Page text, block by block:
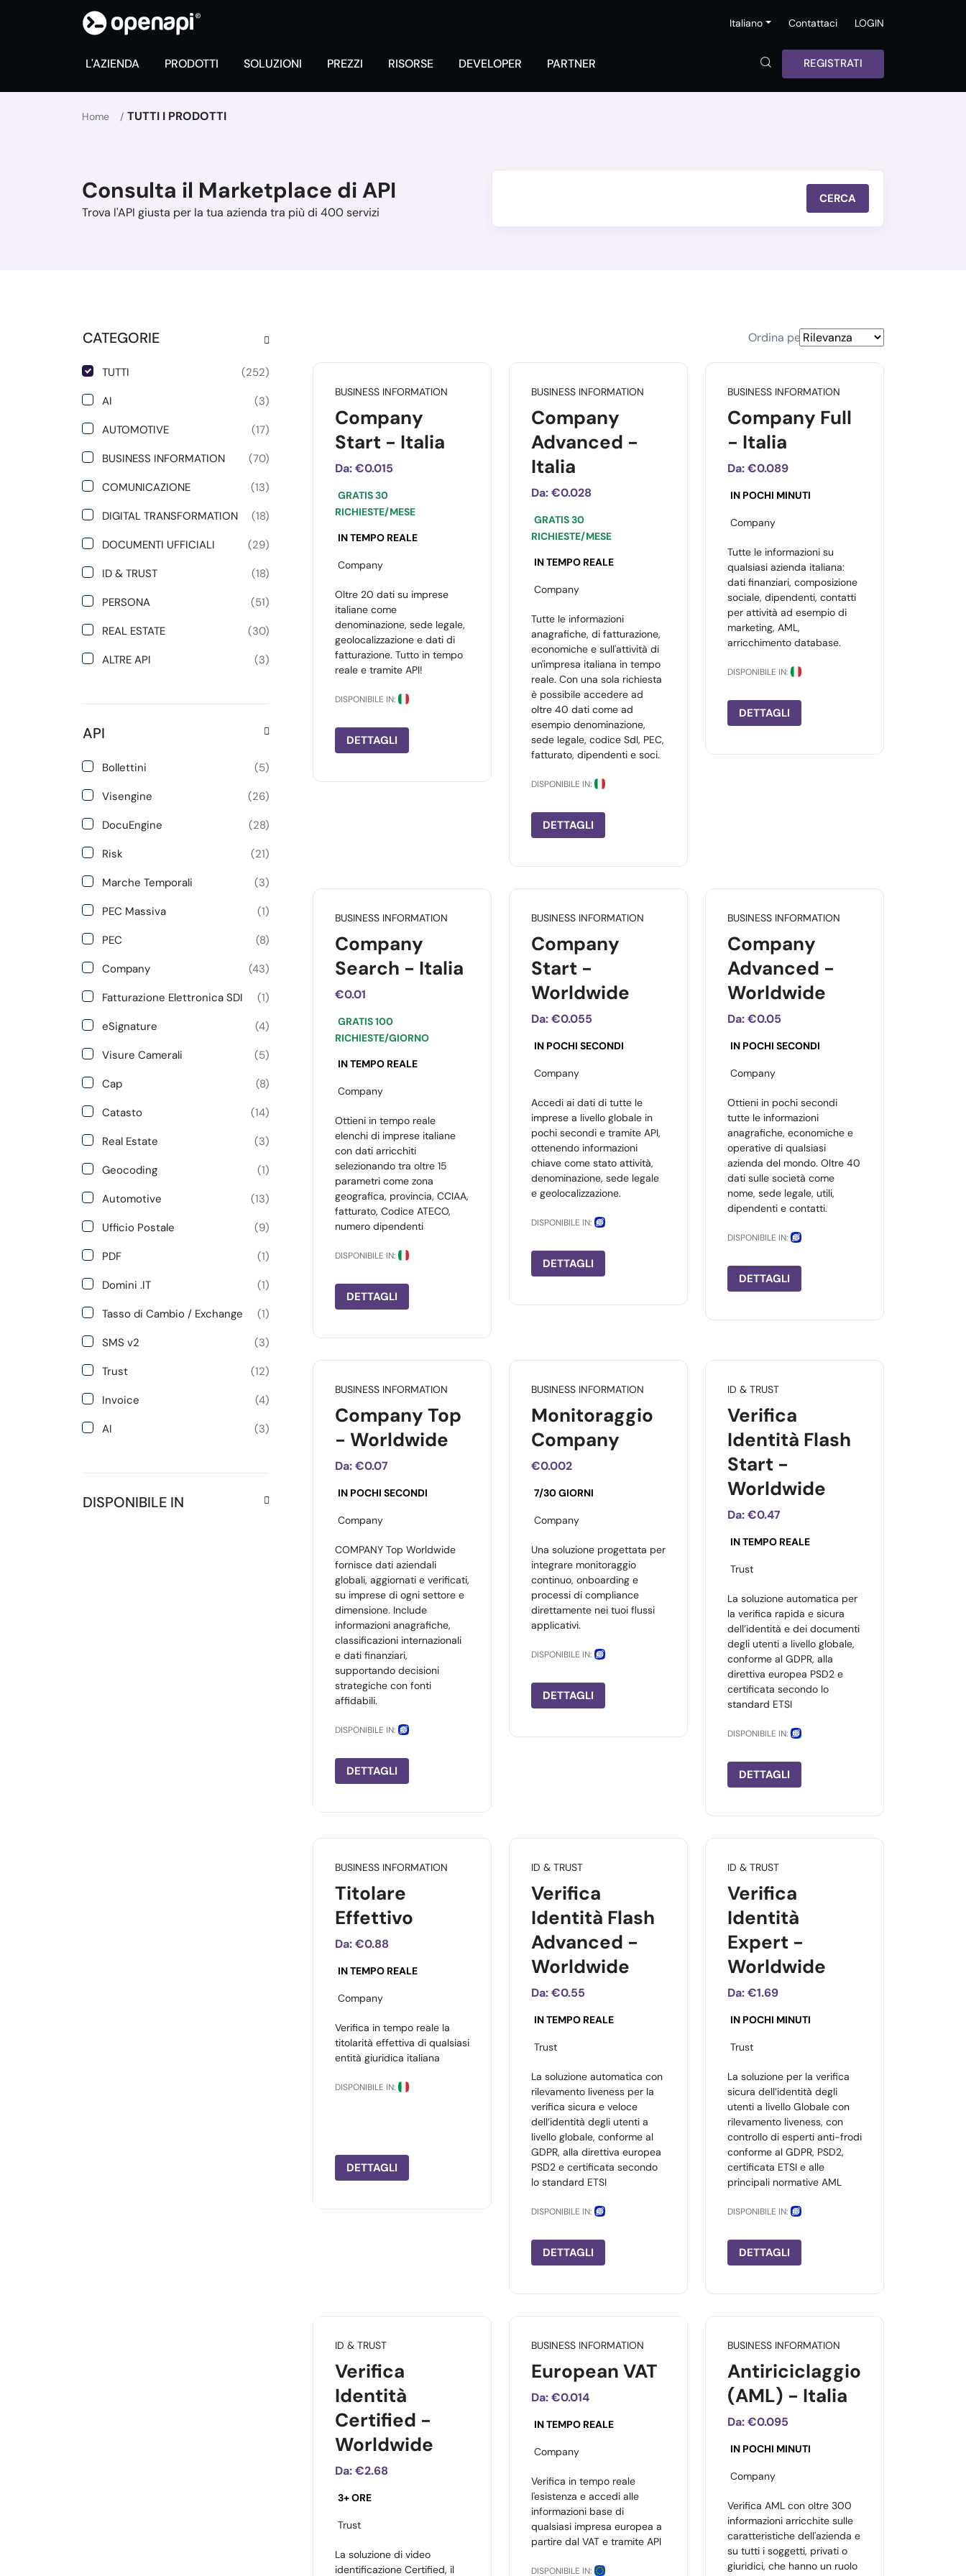
Italiano Contattaci LOGIN
L'AZIENDA PRODOTTI SOLUZIONI PREZZI RISORSE DEVELOPER PARTNER REGISTRATI
Home TUTTI I PRODOTTI
Consulta il Marketplace di API
Trova l'API giusta per la tua azienda tra più di 400 servizi
CERCA
CATEGORIE
TUTTI
(252)
AI
(3)
AUTOMOTIVE
(17)
BUSINESS INFORMATION
(70)
COMUNICAZIONE
(13)
DIGITAL TRANSFORMATION
(18)
DOCUMENTI UFFICIALI
(29)
ID & TRUST
(18)
PERSONA
(51)
REAL ESTATE
(30)
ALTRE API
(3)
API
Bollettini
(5)
Visengine
(26)
DocuEngine
(28)
Risk
(21)
Marche Temporali
(3)
PEC Massiva
(1)
PEC
(8)
Company
(43)
Fatturazione Elettronica SDI
(1)
eSignature
(4)
Visure Camerali
(5)
Cap
(8)
Catasto
(14)
Real Estate
(3)
Geocoding
(1)
Automotive
(13)
Ufficio Postale
(9)
PDF
(1)
Domini .IT
(1)
Tasso di Cambio / Exchange
(1)
SMS v2
(3)
Trust
(12)
Invoice
(4)
AI
(3)
DISPONIBILE IN
Ordina per
BUSINESS INFORMATION
Company
Start - Italia
Da:€0.015
GRATIS 30
RICHIESTE/MESE
IN TEMPO REALE
Company
Oltre 20 dati su imprese
italiane come
denominazione, sede legale,
geolocalizzazione e dati di
fatturazione. Tutto in tempo
reale e tramite API!
DISPONIBILE IN:
DETTAGLI
BUSINESS INFORMATION
Company
Advanced -
Italia
Da:€0.028
GRATIS 30
RICHIESTE/MESE
IN TEMPO REALE
Company
Tutte le informazioni
anagrafiche, di fatturazione,
economiche e sull'attività di
un'impresa italiana in tempo
reale. Con una sola richiesta
è possibile accedere ad
oltre 40 dati come ad
esempio denominazione,
sede legale, codice SdI, PEC,
fatturato, dipendenti e soci.
DISPONIBILE IN:
DETTAGLI
BUSINESS INFORMATION
Company Full
- Italia
Da:€0.089
IN POCHI MINUTI
Company
Tutte le informazioni su
qualsiasi azienda italiana:
dati finanziari, composizione
sociale, dipendenti, contatti
per attività ad esempio di
marketing, AML,
arricchimento database.
DISPONIBILE IN:
DETTAGLI
BUSINESS INFORMATION
Company
Search - Italia
€0.01
GRATIS 100
RICHIESTE/GIORNO
IN TEMPO REALE
Company
Ottieni in tempo reale
elenchi di imprese italiane
con dati arricchiti
selezionando tra oltre 15
parametri come zona
geografica, provincia, CCIAA,
fatturato, Codice ATECO,
numero dipendenti
DISPONIBILE IN:
DETTAGLI
BUSINESS INFORMATION
Company
Start -
Worldwide
Da:€0.055
IN POCHI SECONDI
Company
Accedi ai dati di tutte le
imprese a livello globale in
pochi secondi e tramite API,
ottenendo informazioni
chiave come stato attività,
denominazione, sede legale
e geolocalizzazione.
DISPONIBILE IN:
DETTAGLI
BUSINESS INFORMATION
Company
Advanced -
Worldwide
Da:€0.05
IN POCHI SECONDI
Company
Ottieni in pochi secondi
tutte le informazioni
anagrafiche, economiche e
operative di qualsiasi
azienda del mondo. Oltre 40
dati sulle società come
nome, sede legale, utili,
dipendenti e contatti.
DISPONIBILE IN:
DETTAGLI
BUSINESS INFORMATION
Company Top
- Worldwide
Da:€0.07
IN POCHI SECONDI
Company
COMPANY Top Worldwide
fornisce dati aziendali
globali, aggiornati e verificati,
su imprese di ogni settore e
dimensione. Include
informazioni anagrafiche,
classificazioni internazionali
e dati finanziari,
supportando decisioni
strategiche con fonti
affidabili.
DISPONIBILE IN:
DETTAGLI
BUSINESS INFORMATION
Monitoraggio
Company
€0.002
7/30 GIORNI
Company
Una soluzione progettata per
integrare monitoraggio
continuo, onboarding e
processi di compliance
direttamente nei tuoi flussi
applicativi.
DISPONIBILE IN:
DETTAGLI
ID & TRUST
Verifica
Identità Flash
Start -
Worldwide
Da:€0.47
IN TEMPO REALE
Trust
La soluzione automatica per
la verifica rapida e sicura
dell’identità e dei documenti
degli utenti a livello globale,
conforme al GDPR, alla
direttiva europea PSD2 e
certificata secondo lo
standard ETSI
DISPONIBILE IN:
DETTAGLI
BUSINESS INFORMATION
Titolare
Effettivo
Da:€0.88
IN TEMPO REALE
Company
Verifica in tempo reale la
titolarità effettiva di qualsiasi
entità giuridica italiana
DISPONIBILE IN:
DETTAGLI
ID & TRUST
Verifica
Identità Flash
Advanced -
Worldwide
Da:€0.55
IN TEMPO REALE
Trust
La soluzione automatica con
rilevamento liveness per la
verifica sicura e veloce
dell’identità degli utenti a
livello globale, conforme al
GDPR, alla direttiva europea
PSD2 e certificata secondo
lo standard ETSI
DISPONIBILE IN:
DETTAGLI
ID & TRUST
Verifica
Identità
Expert -
Worldwide
Da:€1.69
IN POCHI MINUTI
Trust
La soluzione per la verifica
sicura dell’identità degli
utenti a livello Globale con
rilevamento liveness, con
controllo di esperti anti-frodi
conforme al GDPR, PSD2,
certificata ETSI e alle
principali normative AML
DISPONIBILE IN:
DETTAGLI
ID & TRUST
Verifica
Identità
Certified -
Worldwide
Da:€2.68
3+ ORE
Trust
La soluzione di video
identificazione Certified, il
BUSINESS INFORMATION
European VAT
Da:€0.014
IN TEMPO REALE
Company
Verifica in tempo reale
l'esistenza e accedi alle
informazioni base di
qualsiasi impresa europea a
partire dal VAT e tramite API
DISPONIBILE IN:
BUSINESS INFORMATION
Antiriciclaggio
(AML) - Italia
Da:€0.095
IN POCHI MINUTI
Company
Verifica AML con oltre 300
informazioni arricchite sulle
caratteristiche dell'azienda e
su tutti i soggetti, privati o
giuridici, che hanno un ruolo